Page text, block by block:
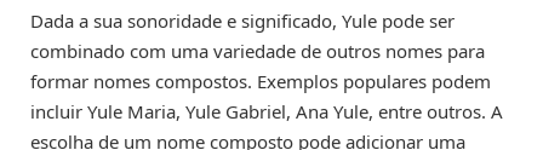
Dada a sua sonoridade e significado, Yule pode ser
combinado com uma variedade de outros nomes para
formar nomes compostos. Exemplos populares podem
incluir Yule Maria, Yule Gabriel, Ana Yule, entre outros. A
escolha de um nome composto pode adicionar uma